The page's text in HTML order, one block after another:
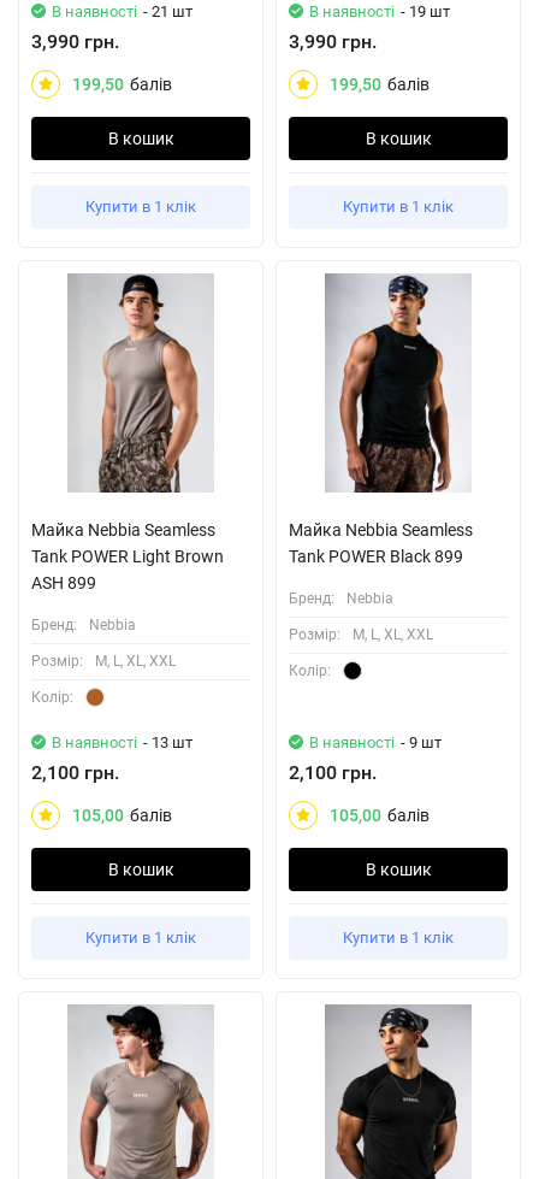
В наявності - 21 шт
3,990 грн.
199,50 балів
В кошик
Купити в 1 клік
В наявності - 19 шт
3,990 грн.
199,50 балів
В кошик
Купити в 1 клік
Майка Nebbia Seamless
Tank POWER Light Brown
ASH 899
Бренд: Nebbia
Розмiр: M, L, XL, XXL
Колiр:
В наявності - 13 шт
2,100 грн.
105,00 балів
В кошик
Купити в 1 клік
Майка Nebbia Seamless
Tank POWER Black 899
Бренд: Nebbia
Розмiр: M, L, XL, XXL
Колiр:
В наявності - 9 шт
2,100 грн.
105,00 балів
В кошик
Купити в 1 клік